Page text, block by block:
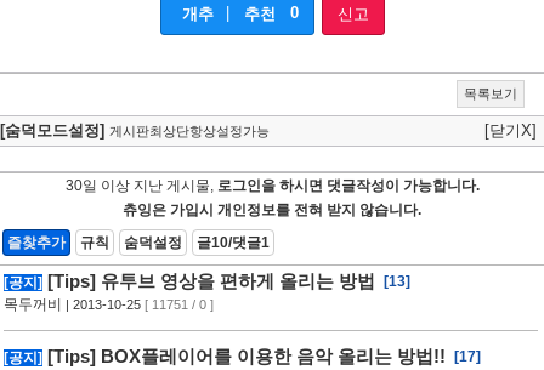
개추 추천 0 신고
목록보기
[숨덕모드설정] 게시판최상단항상설정가능 [닫기X]
30일 이상 지난 게시물, 로그인을 하시면 댓글작성이 가능합니다.
츄잉은 가입시 개인정보를 전혀 받지 않습니다.
즐찾추가
규칙 숨덕설정 글10/댓글1
[공지] [Tips] 유투브 영상을 편하게 올리는 방법
[13]
목두꺼비
| 2013-10-25 [ 11751 / 0 ]
[공지] [Tips] BOX플레이어를 이용한 음악 올리는 방법!!
[17]